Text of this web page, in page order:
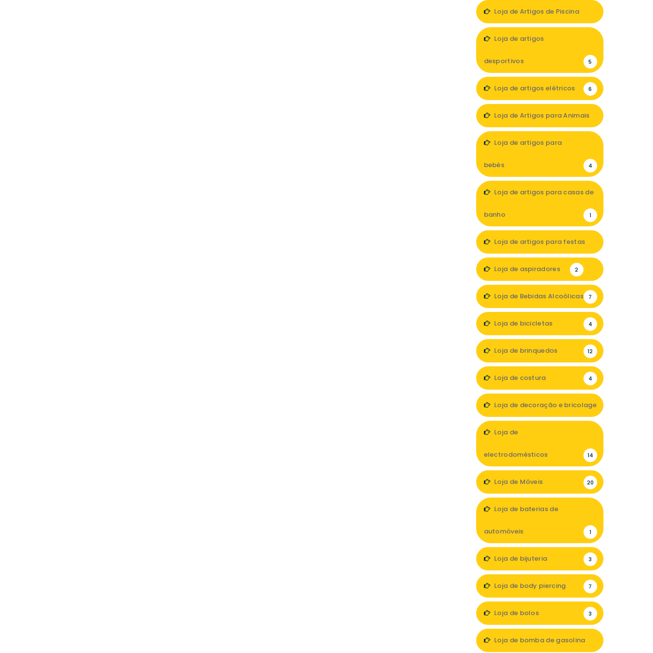
Loja de Artigos de Piscina
Loja de artigos
desportivos 5
Loja de artigos elétricos 6
Loja de Artigos para Animais
Loja de artigos para
bebés 4
Loja de artigos para casas de
banho 1
Loja de artigos para festas
Loja de aspiradores 2
Loja de Bebidas Alcoólicas 7
Loja de bicicletas 4
Loja de brinquedos 12
Loja de costura 4
Loja de decoração e bricolage
Loja de
electrodomésticos 14
Loja de Móveis 20
Loja de baterias de
automóveis 1
Loja de bijuteria 3
Loja de body piercing 7
Loja de bolos 3
Loja de bomba de gasolina